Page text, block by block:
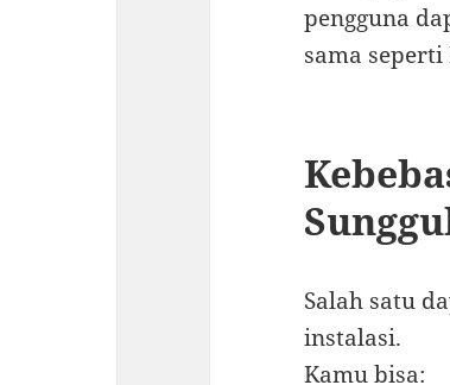
pengguna
sama seperti
Salah satu
instalasi.
Kamu bisa: